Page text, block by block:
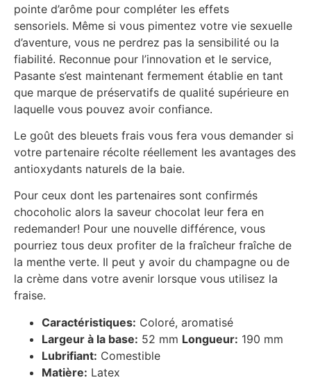
pointe d’arôme pour compléter les effets
sensoriels. Même si vous pimentez votre vie sexuelle
d’aventure, vous ne perdrez pas la sensibilité ou la
fiabilité. Reconnue pour l’innovation et le service,
Pasante s’est maintenant fermement établie en tant
que marque de préservatifs de qualité supérieure en
laquelle vous pouvez avoir confiance.
Le goût des bleuets frais vous fera vous demander si
votre partenaire récolte réellement les avantages des
antioxydants naturels de la baie.
Pour ceux dont les partenaires sont confirmés
chocoholic alors la saveur chocolat leur fera en
redemander! Pour une nouvelle différence, vous
pourriez tous deux profiter de la fraîcheur fraîche de
la menthe verte. Il peut y avoir du champagne ou de
la crème dans votre avenir lorsque vous utilisez la
fraise.
Caractéristiques: Coloré, aromatisé
Largeur à la base: 52 mm Longueur: 190 mm
Lubrifiant: Comestible
Matière: Latex